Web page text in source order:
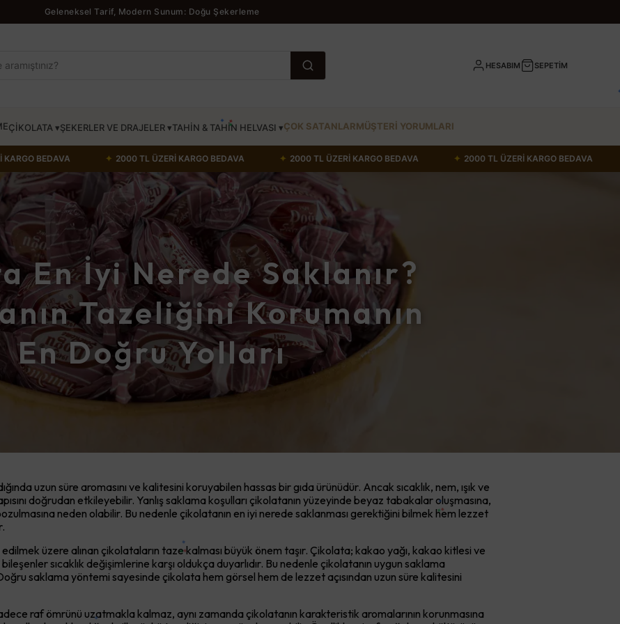
Geleneksel Tarif, Modern Sunum: Doğu Şekerleme
HESABIM SEPETİM
ÇİKOLATA ▾ŞEKERLER VE DRAJELER ▾TAHİN & TAHİN HELVASI ▾ÇOK SATANLARMÜŞTERİ YORUMLARI
✦ 2000 TL ÜZERİ KARGO BEDAVA ✦ 2000 TL ÜZERİ KARGO BEDAVA ✦ 2000 TL ÜZERİ KARGO BEDAVA ✦ 2000 TL
En İyi Nerede Saklanır?
Tazeliğini Korumanın
En Doğru Yolları
uzun süre aromasını ve kalitesini koruyabilen hassas bir gıda ürünüdür. Ancak sıcaklık, nem, ışık ve
doğrudan etkileyebilir. Yanlış saklama koşulları çikolatanın yüzeyinde beyaz tabakalar oluşmasına,
neden olabilir. Bu nedenle çikolatanın en iyi nerede saklanması gerektiğini bilmek hem lezzet
üzere alınan çikolataların taze kalması büyük önem taşır. Çikolata; kakao yağı, kakao kitlesi ve
sıcaklık değişimlerine karşı oldukça duyarlıdır. Bu nedenle çikolatanın uygun saklama
saklama yöntemi sayesinde çikolata hem görsel hem de lezzet açısından uzun süre kalitesini
raf ömrünü uzatmakla kalmaz, aynı zamanda çikolatanın karakteristik aromalarının korunmasına